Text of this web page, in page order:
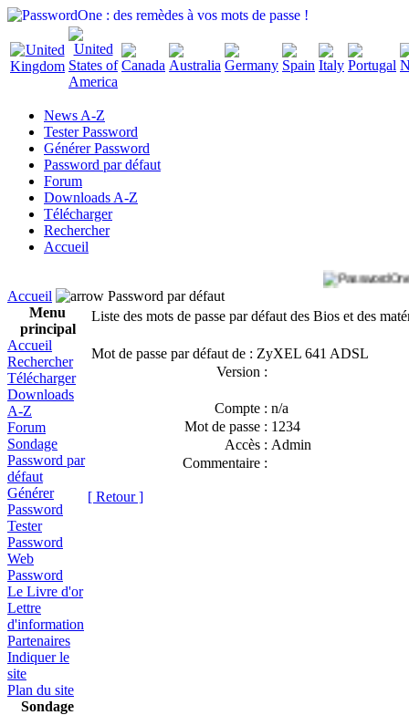
News A-Z
Tester Password
Générer Password
Password par défaut
Forum
Downloads A-Z
Télécharger
Rechercher
Accueil
Accueil
Password par défaut
Menu
principal
Accueil
Rechercher
Télécharger
Downloads
A-Z
Forum
Sondage
Password par
défaut
Générer
Password
Tester
Password
Web
Password
Le Livre d'or
Lettre
d'information
Partenaires
Indiquer le
site
Plan du site
Sondage
Liste des mots de passe par défaut des Bios et des
Mot de passe par défaut de : ZyXEL 641 ADSL
Version :
Compte : n/a
Mot de passe : 1234
Accès : Admin
Commentaire :
[ Retour ]